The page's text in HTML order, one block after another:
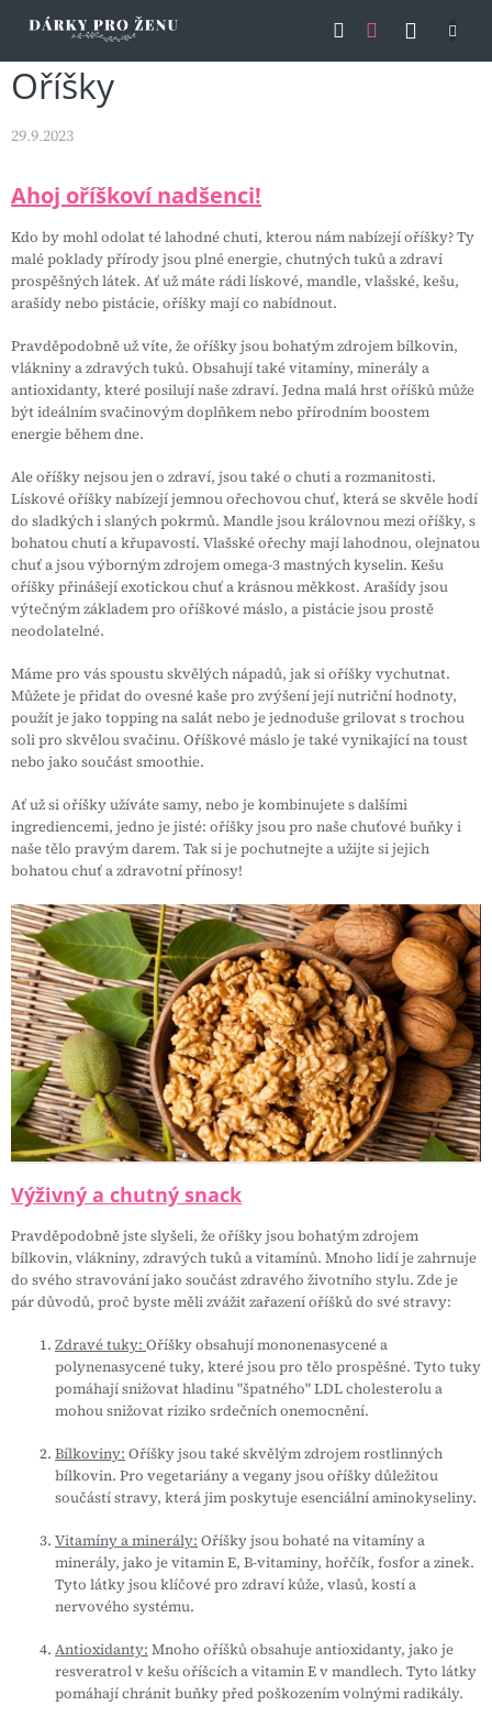
Oříšky
29.9.2023
Ahoj oříškoví nadšenci!
Kdo by mohl odolat té lahodné chuti, kterou nám nabízejí oříšky? Ty
malé poklady přírody jsou plné energie, chutných tuků a zdraví
prospěšných látek. Ať už máte rádi lískové, mandle, vlašské, kešu,
arašídy nebo pistácie, oříšky mají co nabídnout.
Pravděpodobně už víte, že oříšky jsou bohatým zdrojem bílkovin,
vlákniny a zdravých tuků. Obsahují také vitamíny, minerály a
antioxidanty, které posilují naše zdraví. Jedna malá hrst oříšků může
být ideálním svačinovým doplňkem nebo přírodním boostem
energie během dne.
Ale oříšky nejsou jen o zdraví, jsou také o chuti a rozmanitosti.
Lískové oříšky nabízejí jemnou ořechovou chuť, která se skvěle hodí
do sladkých i slaných pokrmů. Mandle jsou královnou mezi oříšky, s
bohatou chutí a křupavostí. Vlašské ořechy mají lahodnou, olejnatou
chuť a jsou výborným zdrojem omega-3 mastných kyselin. Kešu
oříšky přinášejí exotickou chuť a krásnou měkkost. Arašídy jsou
výtečným základem pro oříškové máslo, a pistácie jsou prostě
neodolatelné.
Máme pro vás spoustu skvělých nápadů, jak si oříšky vychutnat.
Můžete je přidat do ovesné kaše pro zvýšení její nutriční hodnoty,
použít je jako topping na salát nebo je jednoduše grilovat s trochou
soli pro skvělou svačinu. Oříškové máslo je také vynikající na toust
nebo jako součást smoothie.
Ať už si oříšky užíváte samy, nebo je kombinujete s dalšími
ingrediencemi, jedno je jisté: oříšky jsou pro naše chuťové buňky i
naše tělo pravým darem. Tak si je pochutnejte a užijte si jejich
bohatou chuť a zdravotní přínosy!
Výživný a chutný snack
Pravděpodobně jste slyšeli, že oříšky jsou bohatým zdrojem
bílkovin, vlákniny, zdravých tuků a vitamínů. Mnoho lidí je zahrnuje
do svého stravování jako součást zdravého životního stylu. Zde je
pár důvodů, proč byste měli zvážit zařazení oříšků do své stravy:
Zdravé tuky: Oříšky obsahují mononenasycené a
polynenasycené tuky, které jsou pro tělo prospěšné. Tyto tuky
pomáhají snižovat hladinu "špatného" LDL cholesterolu a
mohou snižovat riziko srdečních onemocnění.
Bílkoviny: Oříšky jsou také skvělým zdrojem rostlinných
bílkovin. Pro vegetariány a vegany jsou oříšky důležitou
součástí stravy, která jim poskytuje esenciální aminokyseliny.
Vitamíny a minerály: Oříšky jsou bohaté na vitamíny a
minerály, jako je vitamin E, B-vitaminy, hořčík, fosfor a zinek.
Tyto látky jsou klíčové pro zdraví kůže, vlasů, kostí a
nervového systému.
Antioxidanty: Mnoho oříšků obsahuje antioxidanty, jako je
resveratrol v kešu oříšcích a vitamin E v mandlech. Tyto látky
pomáhají chránit buňky před poškozením volnými radikály.